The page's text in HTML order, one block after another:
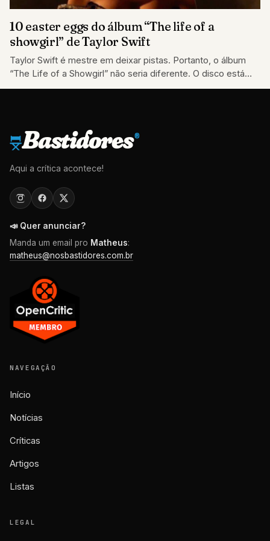
10 easter eggs do álbum “The life of a
showgirl” de Taylor Swift
Taylor Swift é mestre em deixar pistas. Portanto, o álbum
“The Life of a Showgirl” não seria diferente. O disco está
cheio…
Bastidores®
Aqui a crítica acontece!
📣 Quer anunciar?
Manda um email pro Matheus:
matheus@nosbastidores.com.br
NAVEGAÇÃO
Início
Notícias
Críticas
Artigos
Listas
LEGAL